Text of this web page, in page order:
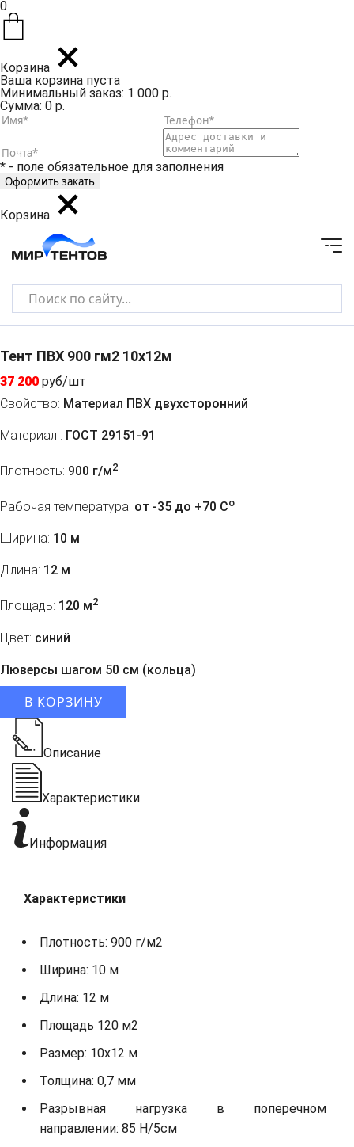
0
Корзина
Ваша корзина пуста
Минимальный заказ: 1 000 р.
Сумма: 0 р.
* - поле обязательное для заполнения
Корзина
Тент ПВХ 900 гм2 10х12м
37 200 руб/шт
Свойство: Материал ПВХ двухсторонний
Материал : ГОСТ 29151-91
Плотность: 900 г/м2
Рабочая температура: от -35 до +70 Co
Ширина: 10 м
Длина: 12 м
Площадь: 120 м2
Цвет: синий
Люверсы шагом 50 см (кольца)
В КОРЗИНУ
Описание
Характеристики
Информация
Характеристики
Плотность: 900 г/м2
Ширина: 10 м
Длина: 12 м
Площадь 120 м2
Размер: 10х12 м
Толщина: 0,7 мм
Разрывная нагрузка в поперечном
направлении: 85 Н/5см